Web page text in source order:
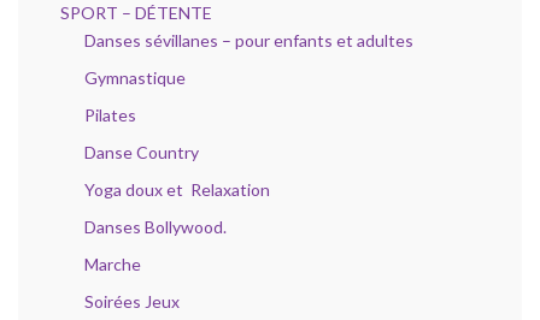
SPORT – DÉTENTE
Danses sévillanes – pour enfants et adultes
Gymnastique
Pilates
Danse Country
Yoga doux et Relaxation
Danses Bollywood.
Marche
Soirées Jeux